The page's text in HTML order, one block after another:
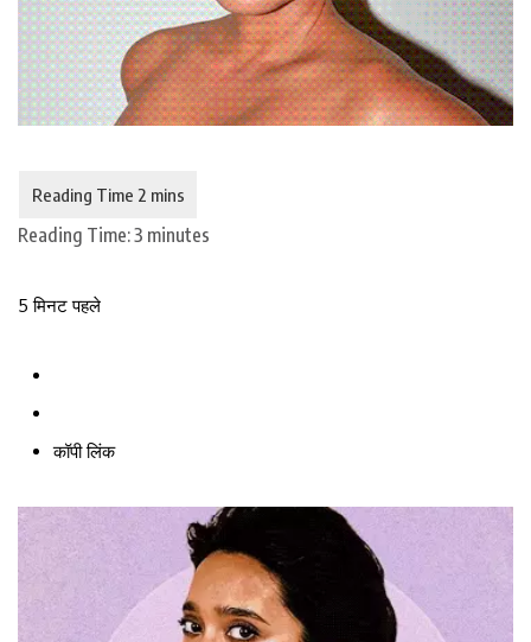
Reading Time:3 minutes
5 मिनट पहले
कॉपी लिंक